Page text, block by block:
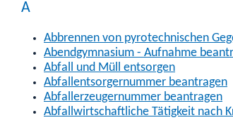
A
Abbrennen von pyrotechnischen
Abendgymnasium - Aufnahme
Abfall und Müll entsorgen
Abfallentsorgernummer beantragen
Abfallerzeugernummer beantragen
Abfallwirtschaftliche Tätigkeit nach